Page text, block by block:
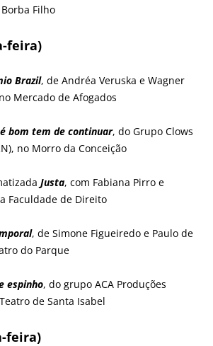
Filho
feira)
Brazil, de Andréa Veruska e Wagner
no Mercado de Afogados
é bom tem de continuar, do Grupo Clows
no Morro da Conceição
Justa, com Fabiana Pirro e
Faculdade de Direito
, de Simone Figueiredo e Paulo de
do Parque
espinho, do grupo ACA Produções
de Santa Isabel
feira)